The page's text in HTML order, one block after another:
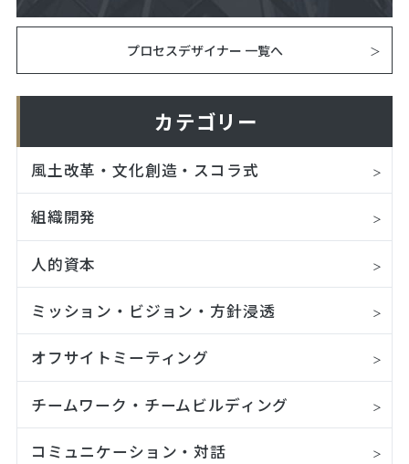
プロセスデザイナー 一覧へ
カテゴリー
風土改革・文化創造・スコラ式
組織開発
人的資本
ミッション・ビジョン・方針浸透
オフサイトミーティング
チームワーク・チームビルディング
コミュニケーション・対話